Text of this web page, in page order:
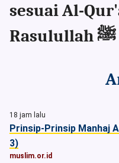
sesuai Al-
Rasulullah ﷺ
18 jam lalu
Prinsip-Prinsip Manhaj
3)
muslim.or.id